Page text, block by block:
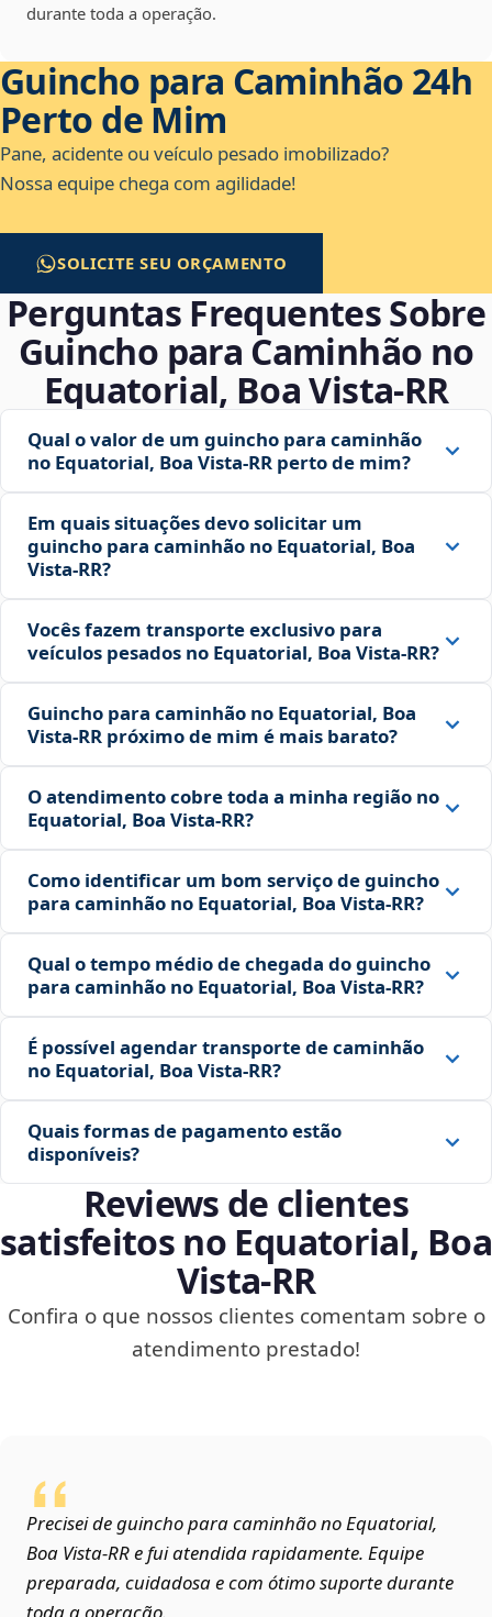
durante toda a operação.
Guincho para Caminhão 24h
Perto de Mim
Pane, acidente ou veículo pesado imobilizado?
Nossa equipe chega com agilidade!
SOLICITE SEU ORÇAMENTO
Perguntas Frequentes Sobre
Guincho para Caminhão no
Equatorial, Boa Vista‑RR
Qual o valor de um guincho para caminhão
no Equatorial, Boa Vista‑RR perto de mim?
Em quais situações devo solicitar um
guincho para caminhão no Equatorial, Boa
Vista‑RR?
Vocês fazem transporte exclusivo para
veículos pesados no Equatorial, Boa Vista‑RR?
Guincho para caminhão no Equatorial, Boa
Vista‑RR próximo de mim é mais barato?
O atendimento cobre toda a minha região no
Equatorial, Boa Vista‑RR?
Como identificar um bom serviço de guincho
para caminhão no Equatorial, Boa Vista‑RR?
Qual o tempo médio de chegada do guincho
para caminhão no Equatorial, Boa Vista‑RR?
É possível agendar transporte de caminhão
no Equatorial, Boa Vista‑RR?
Quais formas de pagamento estão
disponíveis?
Reviews de clientes
satisfeitos no Equatorial, Boa
Vista‑RR
Confira o que nossos clientes comentam sobre o
atendimento prestado!
Precisei de guincho para caminhão no Equatorial,
Boa Vista‑RR e fui atendida rapidamente. Equipe
preparada, cuidadosa e com ótimo suporte durante